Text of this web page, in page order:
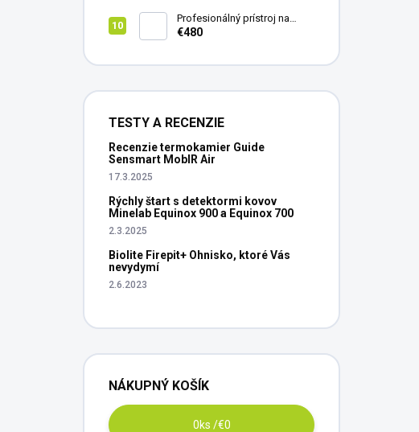
Profesionálný prístroj na
vedenie vŕtania Laserliner
€480
TESTY A RECENZIE
Recenzie termokamier Guide
Sensmart MobIR Air
17.3.2025
Rýchly štart s detektormi kovov
Minelab Equinox 900 a Equinox 700
2.3.2025
Biolite Firepit+ Ohnisko, ktoré Vás
nevydymí
2.6.2023
NÁKUPNÝ KOŠÍK
0ks /€0